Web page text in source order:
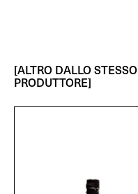
[ALTRO DALLO STESSO
PRODUTTORE]